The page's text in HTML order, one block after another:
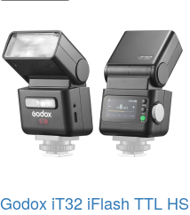
Godox iT32 iFlash TTL